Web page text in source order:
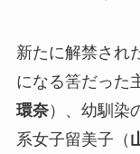
新たに解禁され
になる筈だった
環奈）、幼馴染
系女子留美子（